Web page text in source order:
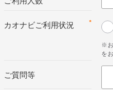
*
カオナビご利用状況
※お
を
ご質問等